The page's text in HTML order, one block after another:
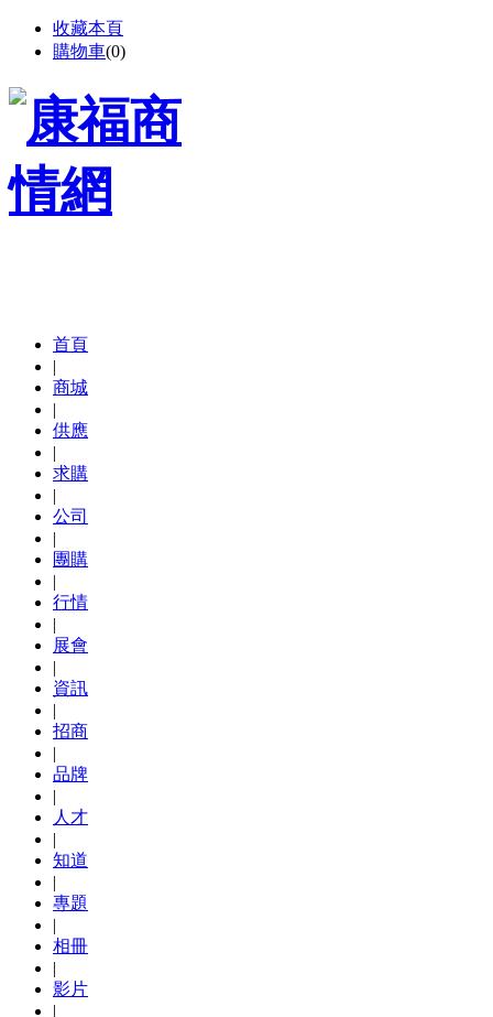
收藏本頁
購物車(0)
首頁
|
商城
|
供應
|
求購
|
公司
|
團購
|
行情
|
展會
|
資訊
|
招商
|
品牌
|
人才
|
知道
|
專題
|
相冊
|
影片
|